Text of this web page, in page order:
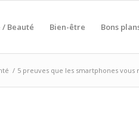
/ Beauté Bien-être Bons
/ 5 preuves que les smartphones vous